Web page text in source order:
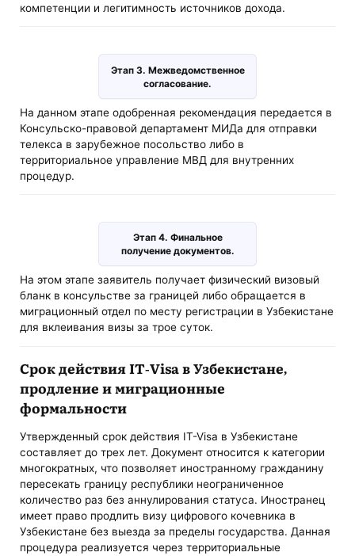
компетенции и легитимность источников дохода.
Этап 3. Межведомственное
согласование.
На данном этапе одобренная рекомендация передается в
Консульско-правовой департамент МИДа для отправки
телекса в зарубежное посольство либо в
территориальное управление МВД для внутренних
процедур.
Этап 4. Финальное
получение документов.
На этом этапе заявитель получает физический визовый
бланк в консульстве за границей либо обращается в
миграционный отдел по месту регистрации в Узбекистане
для вклеивания визы за трое суток.
Срок действия IT-Visa в Узбекистане,
продление и миграционные
формальности
Утвержденный срок действия IT-Visa в Узбекистане
составляет до трех лет. Документ относится к категории
многократных, что позволяет иностранному гражданину
пересекать границу республики неограниченное
количество раз без аннулирования статуса. Иностранец
имеет право продлить визу цифрового кочевника в
Узбекистане без выезда за пределы государства. Данная
процедура реализуется через территориальные